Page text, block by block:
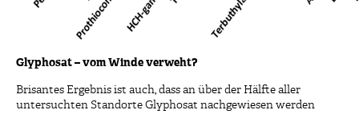
Glyphosat – vom Winde verweht?
Brisantes Ergebnis ist auch, dass an über der Hälfte aller
untersuchten Standorte Glyphosat nachgewiesen werden